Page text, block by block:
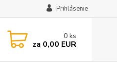
Prihlásenie
0 ks
za 0,00 EUR